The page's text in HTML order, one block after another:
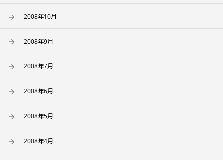
2008年10月
2008年9月
2008年7月
2008年6月
2008年5月
2008年4月